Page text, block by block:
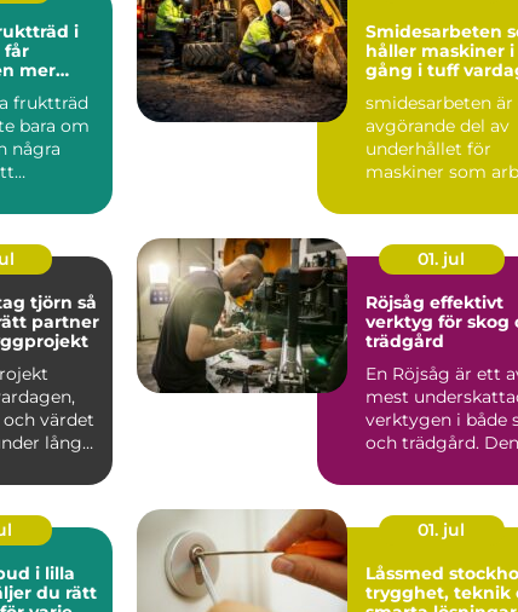
i
mer
fruktträd
bara om
några
Smidesarbeten
håller maskiner i
gång i tuff
smidesarbeten är
avgörande del av
underhållet för
maskiner som
bygg, ...
tjörn så
partner
värdet
lång
01. jul
Röjsåg effektivt
verktyg för skog
trädgård
En Röjsåg är ett
mest
verktygen i både
och trädgård. Den
i lilla
01. jul
Låssmed
trygghet, teknik